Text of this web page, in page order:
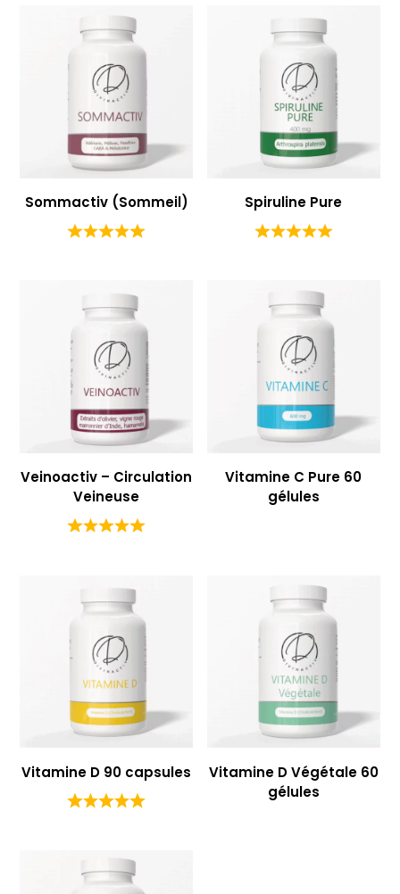
Sommactiv (Sommeil) Spiruline Pure
Veinoactiv – Circulation
Veineuse
Vitamine C Pure 60
gélules
Vitamine D 90 capsules
Vitamine D Végétale 60
gélules